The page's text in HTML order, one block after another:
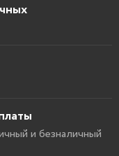
и безналичный